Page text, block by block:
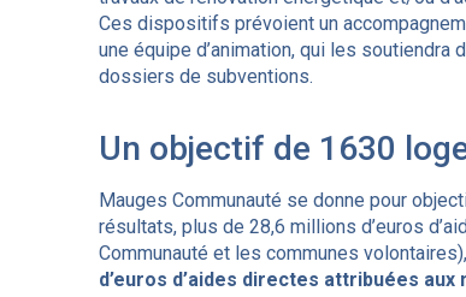
Ces dispositifs prévoient un
une équipe d’animation, qui les
dossiers de subventions.
Un objectif de 1630
Mauges Communauté se donne pour
résultats, plus de 28,6 millions d’euros
Communauté et les communes
d’euros d’aides directes attribuées